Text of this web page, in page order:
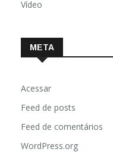
Vídeo
META
Acessar
Feed de posts
Feed de comentários
WordPress.org